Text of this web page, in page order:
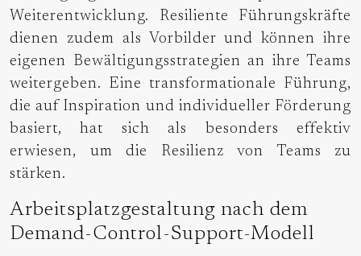
Weiterentwicklung. Resiliente Führungskräfte
dienen zudem als Vorbilder und können ihre
eigenen Bewältigungsstrategien an ihre Teams
weitergeben. Eine transformationale Führung,
die auf Inspiration und individueller Förderung
basiert, hat sich als besonders effektiv
erwiesen, um die Resilienz von Teams zu
stärken.
Arbeitsplatzgestaltung nach dem
Demand-Control-Support-Modell